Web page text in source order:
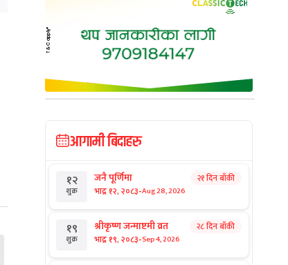
आगामी बिदाहरु
१२
शुक्र
जनै पूर्णिमा
भाद्र १२, २०८३-Aug 28, 2026
२१ दिन बाँकी
१९
शुक्र
श्रीकृष्ण जन्माष्टमी व्रत
भाद्र १९, २०८३-Sep 4, 2026
२८ दिन बाँकी